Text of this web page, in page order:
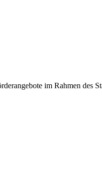
im Rahmen des